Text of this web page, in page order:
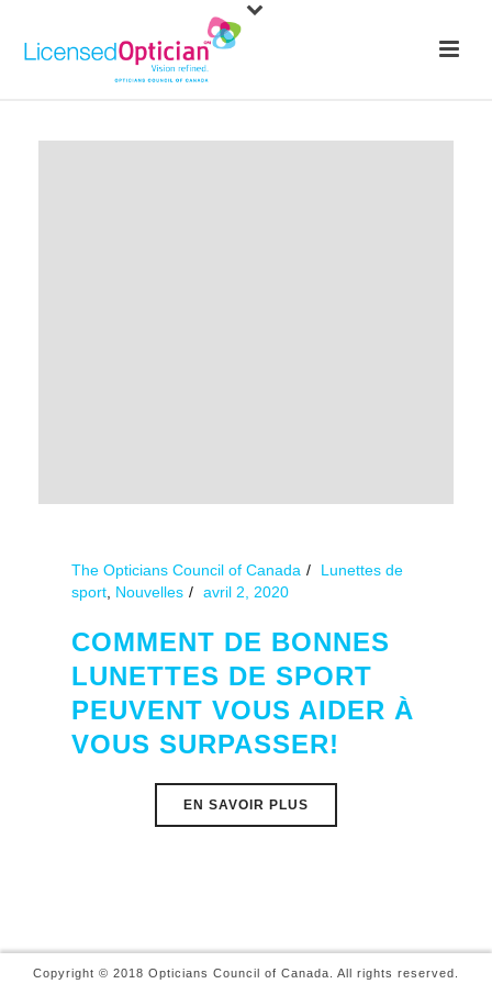
The Opticians Council of Canada
Lunettes de
sport Nouvelles avril 2, 2020
COMMENT DE BONNES
LUNETTES DE SPORT
PEUVENT VOUS AIDER À
VOUS SURPASSER!
EN SAVOIR PLUS
Copyright © 2018 Opticians Council of Canada. All rights reserved.